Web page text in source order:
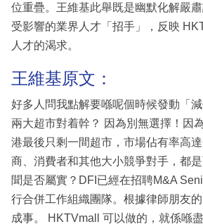
位重疊。王維基此舉既是幽默化解嚴
受影響的業界人才「招手」，反映
人才的渴求。
王維基原文：
好多人問我點解要喺呢個時候發動「
兩大超市對着幹？ 因為別無選擇！因
港最後只剩一間超市，市場佔有率高
商、消費者和其他大小競爭對手，都
聞是否屬實？DFI已經在招聘M&A
行合併工作組織團隊。根據律師朋友
成事。 HKTVmall 可以做的，就係喺